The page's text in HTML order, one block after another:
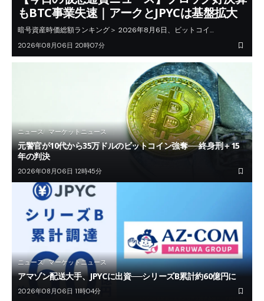
もBTC事業失速｜アークとJPYCは基盤拡大
暗号資産時価総額ランキング＞ 2026年8月6日、ビットコイ…
2026年08月06日 20時07分
ニュース マーケットニュース
元警官が10代から35万ドルのビットコイン強奪──終身刑＋15
年の判決
2026年08月06日 12時45分
ニュース マーケットニュース
アマゾン配送大手、JPYCに出資──シリーズB累計約60億円に
2026年08月06日 11時04分